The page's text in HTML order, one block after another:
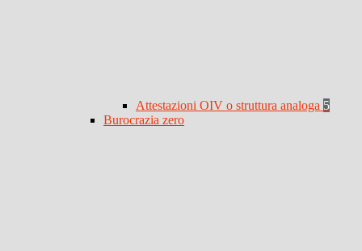
Attestazioni OIV o struttura analoga 5
Burocrazia zero